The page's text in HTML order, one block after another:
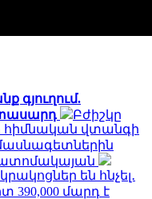
գյուղում.
Բժիշկը
հիմնական վտանգի
ատոմակայան
են հնչել․
390,000 մարդ է